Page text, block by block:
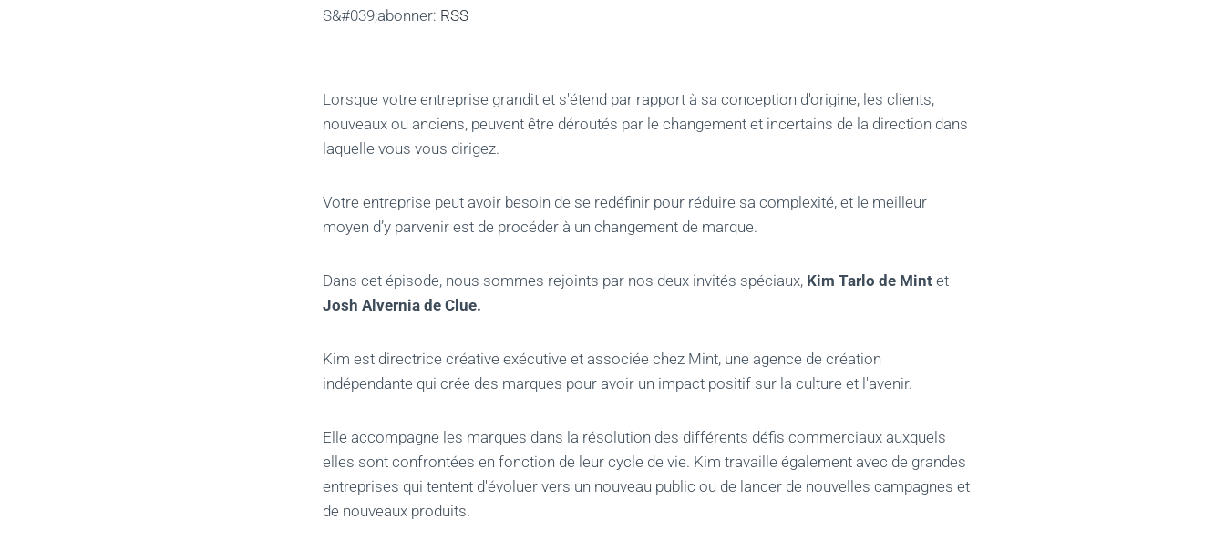
S&#039;abonner: RSS
Lorsque votre entreprise grandit et s'étend par rapport à sa conception d'origine, les clients,
nouveaux ou anciens, peuvent être déroutés par le changement et incertains de la direction dans
laquelle vous vous dirigez.
Votre entreprise peut avoir besoin de se redéfinir pour réduire sa complexité, et le meilleur
moyen d’y parvenir est de procéder à un changement de marque.
Dans cet épisode, nous sommes rejoints par nos deux invités spéciaux, Kim Tarlo de Mint et
Josh Alvernia de Clue.
Kim est directrice créative exécutive et associée chez Mint, une agence de création
indépendante qui crée des marques pour avoir un impact positif sur la culture et l'avenir.
Elle accompagne les marques dans la résolution des différents défis commerciaux auxquels
elles sont confrontées en fonction de leur cycle de vie. Kim travaille également avec de grandes
entreprises qui tentent d'évoluer vers un nouveau public ou de lancer de nouvelles campagnes et
de nouveaux produits.